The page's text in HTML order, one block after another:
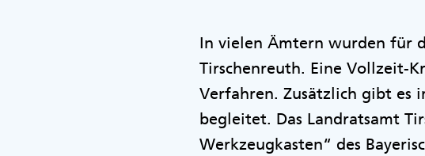
In vielen Ämtern wurden für
Tirschenreuth. Eine Vollzeit-
Verfahren. Zusätzlich gibt es
begleitet. Das Landratsamt
Werkzeugkasten“ des